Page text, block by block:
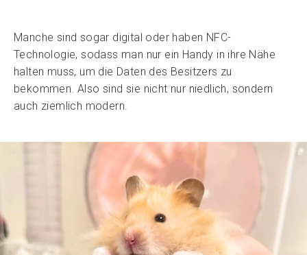
Manche sind sogar digital oder haben NFC-
Technologie, sodass man nur ein Handy in ihre Nähe
halten muss, um die Daten des Besitzers zu
bekommen. Also sind sie nicht nur niedlich, sondern
auch ziemlich modern.